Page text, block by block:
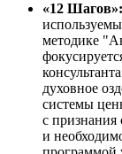
«12 Шагов»:
методике
духовное
системы
с признания
и